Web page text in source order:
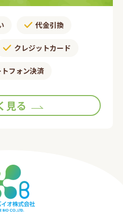
代金引換
クレジットカード
トフォン決済
見る